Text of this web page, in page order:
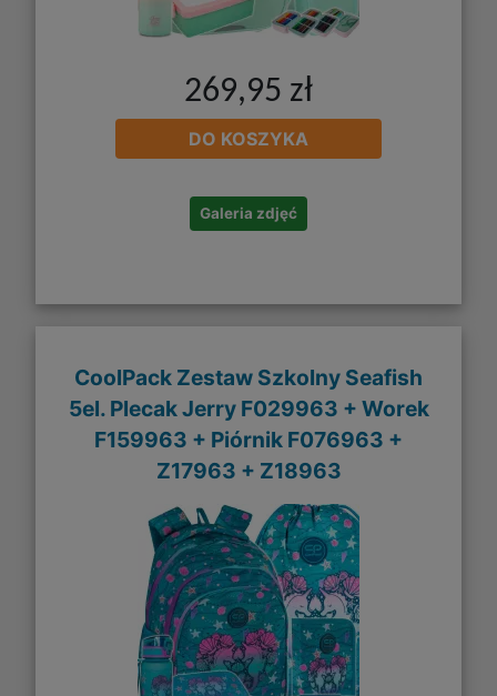
269,95 zł
DO KOSZYKA
Galeria zdjęć
CoolPack Zestaw Szkolny Seafish
5el. Plecak Jerry F029963 + Worek
F159963 + Piórnik F076963 +
Z17963 + Z18963